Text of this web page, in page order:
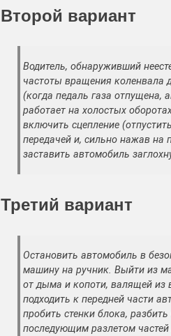
Второй вариант
Водитель, обнаруживший
частоты вращения коленвала
(когда педаль газа отпущена,
работает на холостых
включить сцепление
передачей и, сильно нажав на
заставить автомобиль
Третий вариант
Остановить автомобиль в
машину на ручник. Выйти из
от дыма и копоти, валящей из
подходить к передней части
пробить стенки блока,
последующим разлетом